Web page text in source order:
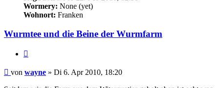
Wormery: None (yet)
Wohnort: Franken
Wurmtee und die Beine der Wurmfarm
Beitrag
von wayne » Di 6. Apr 2010, 18:20